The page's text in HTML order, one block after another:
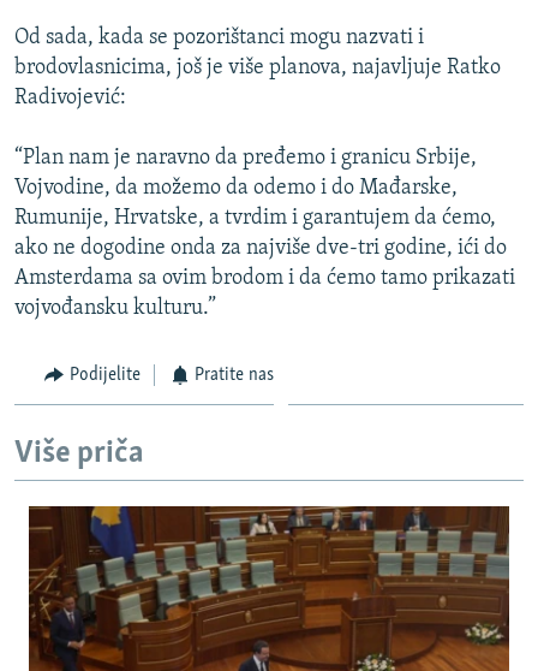
Od sada, kada se pozorištanci mogu nazvati i
brodovlasnicima, još je više planova, najavljuje Ratko
Radivojević:
“Plan nam je naravno da pređemo i granicu Srbije,
Vojvodine, da možemo da odemo i do Mađarske,
Rumunije, Hrvatske, a tvrdim i garantujem da ćemo,
ako ne dogodine onda za najviše dve-tri godine, ići do
Amsterdama sa ovim brodom i da ćemo tamo prikazati
vojvođansku kulturu.”
Podijelite Pratite nas
Više priča